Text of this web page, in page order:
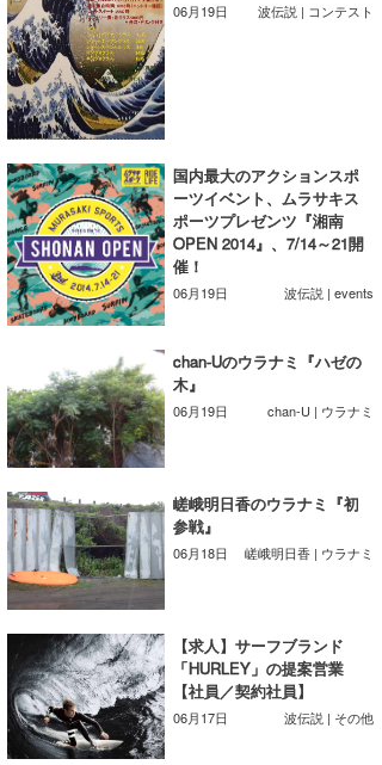
06月19日 波伝説 | コンテスト
国内最大のアクションスポ
ーツイベント、ムラサキス
ポーツプレゼンツ『湘南
OPEN 2014』、7/14～21開
催！
06月19日 波伝説 | events
chan-Uのウラナミ『ハゼの
木』
06月19日 chan-U | ウラナミ
嵯峨明日香のウラナミ『初
参戦』
06月18日 嵯峨明日香 | ウラナミ
【求人】サーフブランド
「HURLEY」の提案営業
【社員／契約社員】
06月17日 波伝説 | その他
DELTA FORCE SURF
CBA Films
熊谷素子
進士剛光
田原啓江
植村未来
NOBUFUKU
大野”MAR”修聖
喜納海人
Aichan
chan-U
ECE
G◎Da
H
KID
KOBU
MIN
mitz
OYZ
S.K
Soulman
VAGY
waka☆=
YUKI☆